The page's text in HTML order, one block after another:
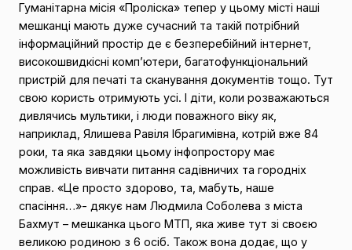
Гуманітарна місія «Проліска» тепер у цьому місті наші
мешканці мають дуже сучасний та такій потрібний
інформаційний простір де є безперебійний інтернет,
високошвидкісні комп’ютери, багатофункціональний
пристрій для печаті та сканування документів тощо. Тут
свою користь отримують усі. І діти, коли розважаються
дивлячись мультики, і люди поважного віку як,
наприклад, Ялишева Равіля Ібрагимівна, котрій вже 84
роки, та яка завдяки цьому інфопростору має
можливість вивчати питання садівничих та городніх
справ. «Це просто здорово, та, мабуть, наше
спасіння…»- дякує нам Людмила Соболева з міста
Бахмут – мешканка цього МТП, яка живе тут зі своєю
великою родиною з 6 осіб. Також вона додає, що у